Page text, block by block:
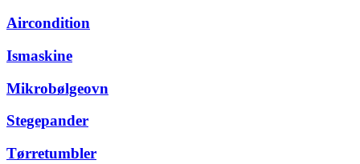
Aircondition
Ismaskine
Mikrobølgeovn
Stegepander
Tørretumbler